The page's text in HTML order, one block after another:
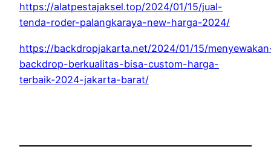
https://alatpestajaksel.top/2024/01/15/jual-
tenda-roder-palangkaraya-new-harga-2024/
https://backdropjakarta.net/2024/01/15/
backdrop-berkualitas-bisa-custom-harga-
terbaik-2024-jakarta-barat/